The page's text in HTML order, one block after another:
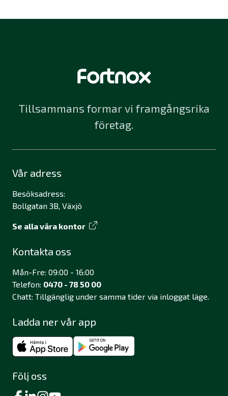
Tillsammans formar vi framgångsrika
företag.
Vår adress
Besöksadress:
Bollgatan 3B, Växjö
Se alla våra kontor
Kontakta oss
Mån-Fre: 09:00 - 16:00
Telefon: 0470 - 78 50 00
Chatt: Tillgänglig under samma tider via inloggat läge.
Ladda ner vår app
Följ oss